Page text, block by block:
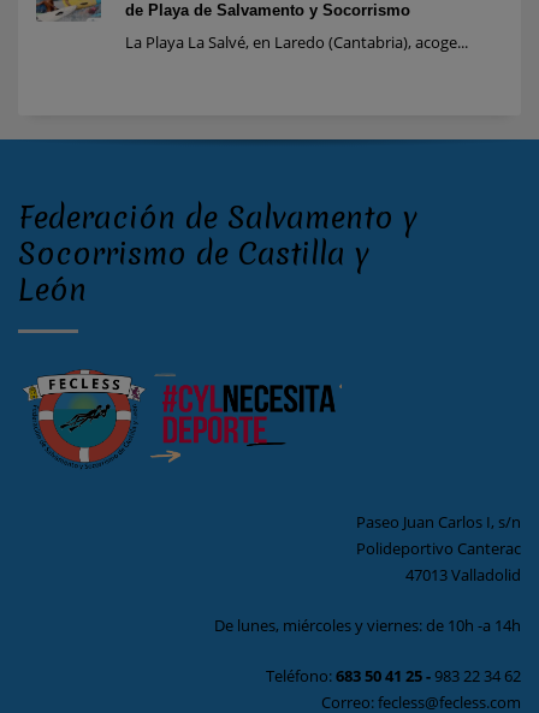
de Playa de Salvamento y Socorrismo
La Playa La Salvé, en Laredo (Cantabria), acoge...
Federación de Salvamento y
Socorrismo de Castilla y
León
Paseo Juan Carlos I, s/n
Polideportivo Canterac
47013 Valladolid
De lunes, miércoles y viernes: de 10h -a 14h
Teléfono:683 50 41 25-983 22 34 62
Correo: fecless@fecless.com